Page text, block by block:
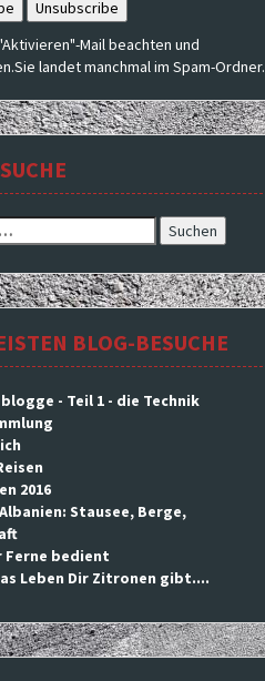
Mail beachten und
landet manchmal im Spam-Ordner.
BLOG-BESUCHE
- Teil 1 - die Technik
2016
Stausee, Berge,
Ferne bedient
Leben Dir Zitronen gibt....